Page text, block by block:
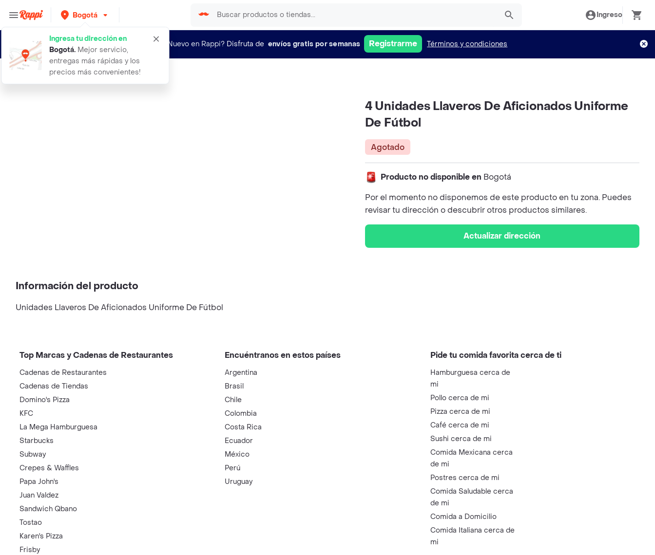
Bogotá
Ingresa tu dirección en
Bogotá. Mejor servicio,
entregas más rápidas y los
precios más convenientes!
Ingreso
¿Nuevo en Rappi? Disfruta de envíos gratis por semanas Registrarme Términos y condiciones
4 unidades llaveros de aficionados
4 Unidades Llaveros De Aficionados Uniforme
De Fútbol
Agotado
Producto no disponible en Bogotá
Por el momento no disponemos de este producto en tu zona. Puedes
revisar tu dirección o descubrir otros productos similares.
Actualizar dirección
Información del producto
Unidades Llaveros De Aficionados Uniforme De Fútbol
Top Marcas y Cadenas de Restaurantes
Cadenas de Restaurantes
Cadenas de Tiendas
Domino's Pizza
KFC
La Mega Hamburguesa
Starbucks
Subway
Crepes & Waffles
Papa John's
Juan Valdez
Sandwich Qbano
Tostao
Karen's Pizza
Frisby
Encuéntranos en estos países
Argentina
Brasil
Chile
Colombia
Costa Rica
Ecuador
México
Perú
Uruguay
Pide tu comida favorita cerca de ti
Hamburguesa cerca de
mi
Pollo cerca de mi
Pizza cerca de mi
Café cerca de mi
Sushi cerca de mi
Comida Mexicana cerca
de mi
Postres cerca de mi
Comida Saludable cerca
de mi
Comida a Domicilio
Comida Italiana cerca de
mi